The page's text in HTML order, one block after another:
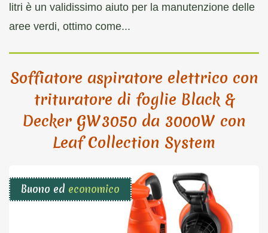
litri è un validissimo aiuto per la manutenzione delle
aree verdi, ottimo come...
Soffiatore aspiratore elettrico con
trituratore di foglie Black &
Decker GW3050 da 3000W con
Leaf Collection System
Buono ed economico